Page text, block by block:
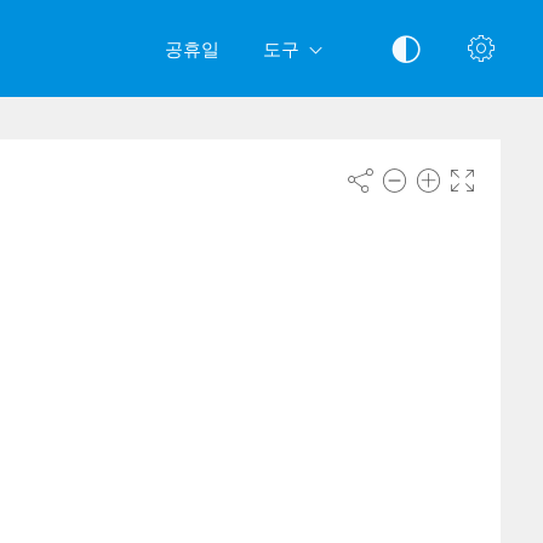
공휴일 도구